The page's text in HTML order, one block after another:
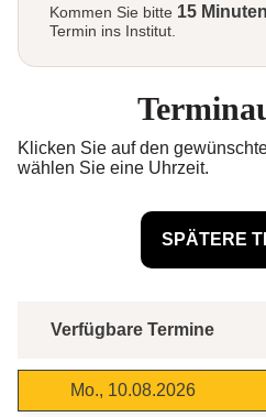
Kommen Sie bitte 15 Minuten
Termin ins Institut.
Klicken Sie auf den
wählen Sie eine Uhrzeit.
Verfügbare Termine
Mo., 10.08.2026